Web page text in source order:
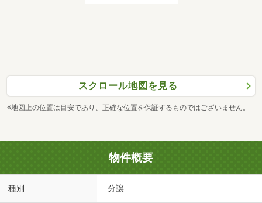
スクロール地図を見る
※地図上の位置は目安であり、正確な位置を保証するものではございません。
物件概要
種別 分譲